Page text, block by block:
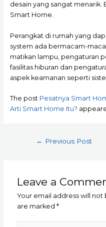
desain yang sangat menarik.
Smart Home.
Perangkat di rumah yang
system ada bermacam-
matikan lampu, pengaturan
fasilitas hiburan dan
aspek keamanan seperti
The post Pesatnya Smart
Arti Smart Home Itu?
← Previous Post
Leave a
Your email address will not
are marked*